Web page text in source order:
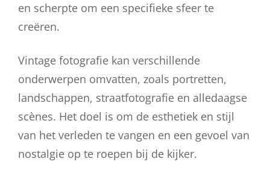
en scherpte om een specifieke sfeer te
creëren.
Vintage fotografie kan verschillende
onderwerpen omvatten, zoals portretten,
landschappen, straatfotografie en alledaagse
scènes. Het doel is om de esthetiek en stijl
van het verleden te vangen en een gevoel van
nostalgie op te roepen bij de kijker.